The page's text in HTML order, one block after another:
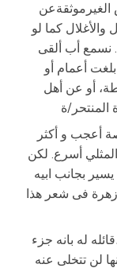
والأغلال كما لو
نسمع أب ألقى
أعمام أو
أو عن أهل
المنتحر/ة
أعجب و أكثر
أسرع. لكن
بجانب ابیه
فى شعر هذا
لن تتخلى عنه